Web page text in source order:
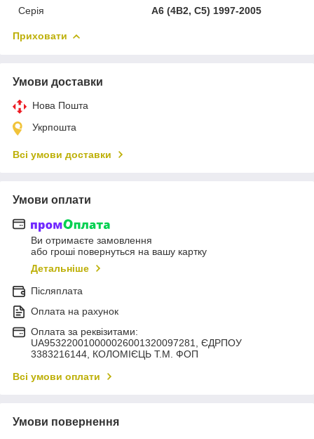
Серія
A6 (4B2, C5) 1997-2005
Приховати
Умови доставки
Нова Пошта
Укрпошта
Всі умови доставки
Умови оплати
Ви отримаєте замовлення
або гроші повернуться на вашу картку
Детальніше
Післяплата
Оплата на рахунок
Оплата за реквізитами:
UA953220010000026001320097281, ЄДРПОУ
3383216144, КОЛОМIЄЦЬ Т.М. ФОП
Всі умови оплати
Умови повернення